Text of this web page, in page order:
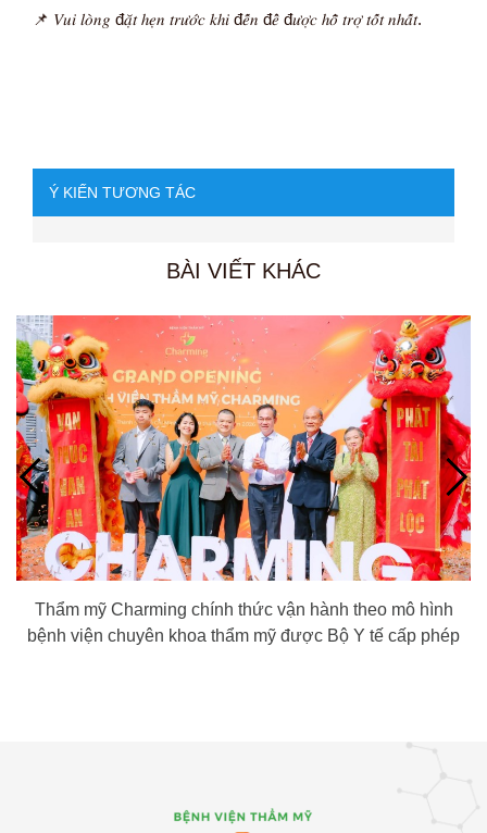
📌 𝑉𝑢𝑖 𝑙𝑜̀𝑛𝑔 đ𝑎̣̆𝑡 ℎ𝑒̣𝑛 𝑡𝑟𝑢̛𝑜̛́𝑐 𝑘ℎ𝑖 đ𝑒̂́𝑛 đ𝑒̂̉ đ𝑢̛𝑜̛̣𝑐 ℎ𝑜̂̃ 𝑡𝑟𝑜̛̣ 𝑡𝑜̂́𝑡 𝑛ℎ𝑎̂́𝑡.
Ý KIẾN TƯƠNG TÁC
BÀI VIẾT KHÁC
Thẩm mỹ Charming chính thức vận hành theo mô hình
bệnh viện chuyên khoa thẩm mỹ được Bộ Y tế cấp phép